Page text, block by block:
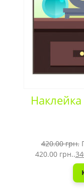
420.00грн.
420.00 грн..